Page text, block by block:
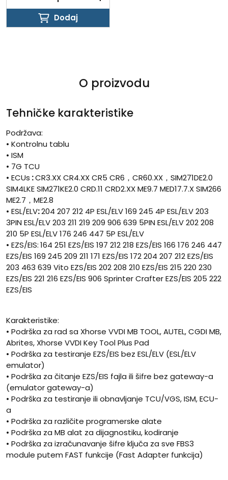
Dodaj
Dodaj
O proizvodu
Tehničke karakteristike
Podržava:
• Kontrolnu tablu
• ISM
• 7G TCU
• ECUs :CR3.XX CR4.XX CR5 CR6，CR60.XX，SIM271DE2.0
SIM4LKE SIM271KE2.0 CRD.11 CRD2.XX ME9.7 MED17.7.X SIM266
ME2.7，ME2.8
• ESL/ELV:204 207 212 4P ESL/ELV 169 245 4P ESL/ELV 203
3PIN ESL/ELV 203 211 219 209 906 639 5PIN ESL/ELV 202 208
210 5P ESL/ELV 176 246 447 5P ESL/ELV
• EZS/EIS:164 251 EZS/EIS 197 212 218 EZS/EIS 166 176 246 447
EZS/EIS 169 245 209 211 171 EZS/EIS 172 204 207 212 EZS/EIS
203 463 639 Vito EZS/EIS 202 208 210 EZS/EIS 215 220 230
EZS/EIS 221 216 EZS/EIS 906 Sprinter Crafter EZS/EIS 205 222
EZS/EIS
Karakteristike:
• Podrška za rad sa Xhorse VVDI MB TOOL, AUTEL, CGDI MB,
Abrites, Xhorse VVDI Key Tool Plus Pad
• Podrška za testiranje EZS/EIS bez ESL/ELV (ESL/ELV
emulator)
• Podrška za čitanje EZS/EIS fajla ili šifre bez gateway-a
(emulator gateway-a)
• Podrška za testiranje ili obnavljanje TCU/VGS, ISM, ECU-
a
• Podrška za različite programerske alate
• Podrška za MB alat za dijagnostiku, kodiranje
• Podrška za izračunavanje šifre ključa za sve FBS3
module putem FAST funkcije (Fast Adapter funkcija)